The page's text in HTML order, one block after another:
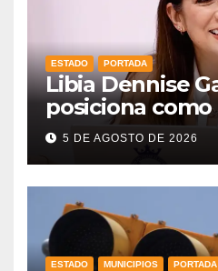
ESTADO PORTADA
Libia Dennise
posiciona como
gobernadora
del país, según
5 DE AGOSTO DE 2026
ESTADO MUNICIPIOS PORTADA